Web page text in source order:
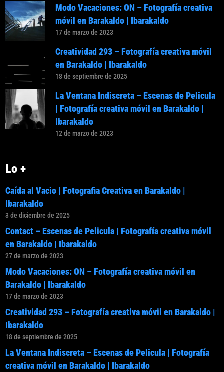
Modo Vacaciones: ON – Fotografía creativa
móvil en Barakaldo | Ibarakaldo
17 de marzo de 2023
Creatividad 293 – Fotografía creativa móvil
en Barakaldo | Ibarakaldo
18 de septiembre de 2025
La Ventana Indiscreta – Escenas de Pelicula
| Fotografía creativa móvil en Barakaldo |
Ibarakaldo
12 de marzo de 2023
Lo +
Caída al Vacio | Fotografia Creativa en Barakaldo |
Ibarakaldo
3 de diciembre de 2025
Contact – Escenas de Pelicula | Fotografía creativa móvil
en Barakaldo | Ibarakaldo
27 de marzo de 2023
Modo Vacaciones: ON – Fotografía creativa móvil en
Barakaldo | Ibarakaldo
17 de marzo de 2023
Creatividad 293 – Fotografía creativa móvil en Barakaldo |
Ibarakaldo
18 de septiembre de 2025
La Ventana Indiscreta – Escenas de Pelicula | Fotografía
creativa móvil en Barakaldo | Ibarakaldo